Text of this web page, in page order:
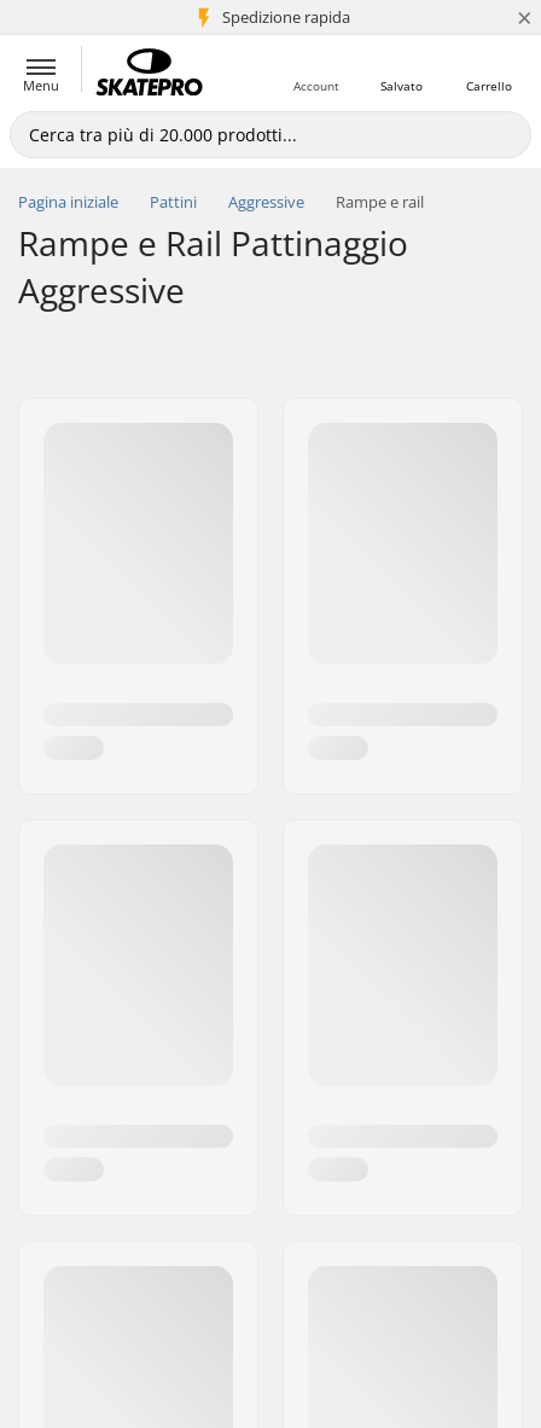
Spedizione rapida
+5 mln di clienti ×
Menu Carrello
Salvato
Account
Pagina iniziale Pattini Aggressive Rampe e rail
Rampe e Rail Pattinaggio
Aggressive